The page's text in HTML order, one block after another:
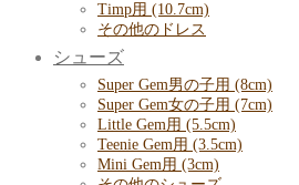
Timp用 (10.7cm)
その他のドレス
シューズ
Super Gem男の子用 (8cm)
Super Gem女の子用 (7cm)
Little Gem用 (5.5cm)
Teenie Gem用 (3.5cm)
Mini Gem用 (3cm)